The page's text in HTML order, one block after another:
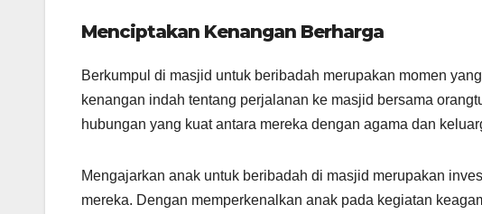
Menciptakan Kenangan Berharga
Berkumpul di masjid untuk beribadah merupakan momen
kenangan indah tentang perjalanan ke masjid bersama
hubungan yang kuat antara mereka dengan agama dan
Mengajarkan anak untuk beribadah di masjid merupakan
mereka. Dengan memperkenalkan anak pada kegiatan